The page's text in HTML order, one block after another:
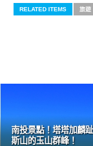
RELATED ITEMS 旅遊
南投景點！塔塔加麟
斯山的玉山群峰！